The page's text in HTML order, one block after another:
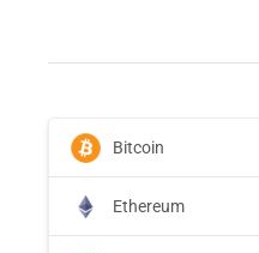
Bitcoin
Ethereum